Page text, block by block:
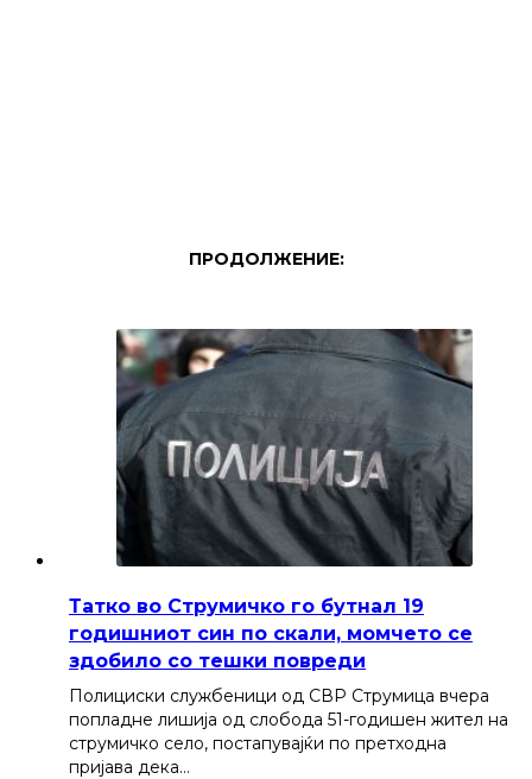
ПРОДОЛЖЕНИЕ:
Татко во Струмичко го бутнал 19
годишниот син по скали, момчето се
здобило со тешки повреди
Полициски службеници од СВР Струмица вчера
попладне лишија од слобода 51-годишен жител на
струмичко село, постапувајќи по претходна
пријава дека…